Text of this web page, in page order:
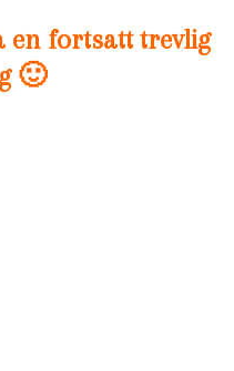
en fortsatt trevlig
🙂